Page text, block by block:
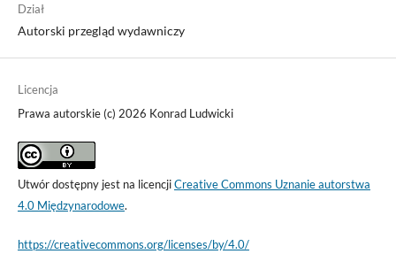
Dział
Autorski przegląd wydawniczy
Licencja
Prawa autorskie (c) 2026 Konrad Ludwicki
Utwór dostępny jest na licencjiCreative Commons Uznanie autorstwa
4.0 Międzynarodowe.
https://creativecommons.org/licenses/by/4.0/